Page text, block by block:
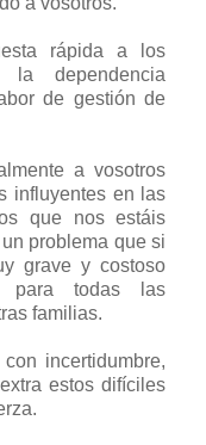
rápida a los
la dependencia
de gestión de
a vosotros
influyentes en las
que nos estáis
problema que si
grave y costoso
para todas las
familias.
incertidumbre,
estos difíciles